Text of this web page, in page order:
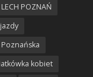
LECH POZNAŃ
kobiet